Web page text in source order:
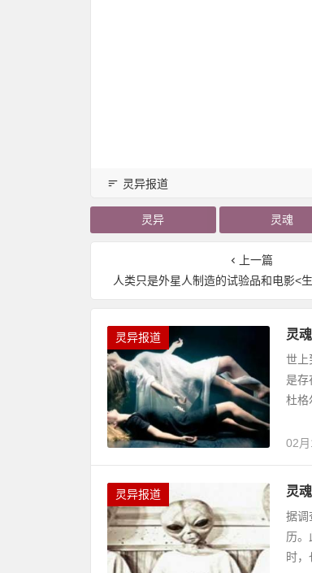
灵异报道
灵异 灵魂
上一篇
人类只是外星人制造的试验品和电影<
灵异报道 灵
世上
是存
杜格
02月
灵异报道 灵
据调
历
时